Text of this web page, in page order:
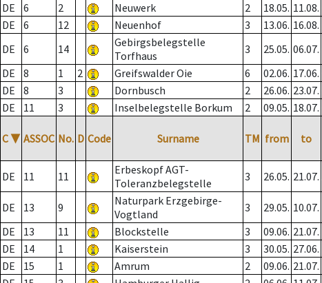
DE
6 2 Neuwerk 2 18.05. 11.08.
DE
6 12 Neuenhof 3 13.06. 16.08.
DE
6 14
Gebirgsbelegstelle
Torfhaus
3 25.05. 06.07.
DE
8 1 2 Greifswalder Oie 6 02.06. 17.06.
DE
8 3 Dornbusch 2 26.06. 23.07.
DE
11 3 Inselbelegstelle Borkum 2 09.05. 18.07.
C ▼ ASSOC No. D Code Surname TM from to
DE 11 11
Erbeskopf AGT-
Toleranzbelegstelle
3 26.05. 21.07.
DE 13 9
Naturpark Erzgebirge-
Vogtland
3 29.05. 10.07.
DE
13 11 Blockstelle 3 09.06. 21.07.
DE
14 1 Kaiserstein 3 30.05. 27.06.
DE
15 1 Amrum 2 09.06. 21.07.